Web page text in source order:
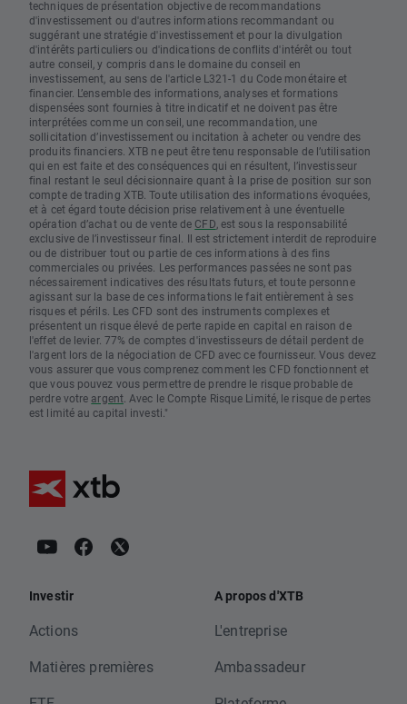
techniques de présentation objective de recommandations
d'investissement ou d'autres informations recommandant ou
suggérant une stratégie d'investissement et pour la divulgation
d'intérêts particuliers ou d'indications de conflits d'intérêt ou tout
autre conseil, y compris dans le domaine du conseil en
investissement, au sens de l'article L321-1 du Code monétaire et
financier. L’ensemble des informations, analyses et formations
dispensées sont fournies à titre indicatif et ne doivent pas être
interprétées comme un conseil, une recommandation, une
sollicitation d’investissement ou incitation à acheter ou vendre des
produits financiers. XTB ne peut être tenu responsable de l’utilisation
qui en est faite et des conséquences qui en résultent, l’investisseur
final restant le seul décisionnaire quant à la prise de position sur son
compte de trading XTB. Toute utilisation des informations évoquées,
et à cet égard toute décision prise relativement à une éventuelle
opération d’achat ou de vente de CFD , est sous la responsabilité
exclusive de l’investisseur final. Il est strictement interdit de reproduire
ou de distribuer tout ou partie de ces informations à des fins
commerciales ou privées. Les performances passées ne sont pas
nécessairement indicatives des résultats futurs, et toute personne
agissant sur la base de ces informations le fait entièrement à ses
risques et périls. Les CFD sont des instruments complexes et
présentent un risque élevé de perte rapide en capital en raison de
l'effet de levier. 77% de comptes d'investisseurs de détail perdent de
l'argent lors de la négociation de CFD avec ce fournisseur. Vous devez
vous assurer que vous comprenez comment les CFD fonctionnent et
que vous pouvez vous permettre de prendre le risque probable de
perdre votre argent. Avec le Compte Risque Limité, le risque de pertes
est limité au capital investi."
Investir
Actions
Matières premières
A propos d'XTB
L'entreprise
Ambassadeur